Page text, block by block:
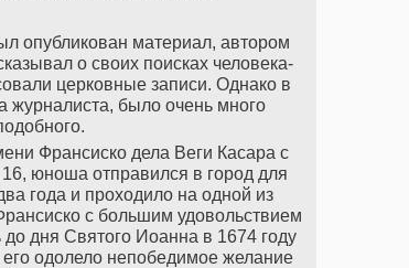
опубликован материал, автором
о своих поисках человека-
церковные записи. Однако в
журналиста, было очень много
Франсиско дела Веги Касара с
юноша отправился в город для
года и проходило на одной из
с большим удовольствием
дня Святого Иоанна в 1674 году
одолело непобедимое желание